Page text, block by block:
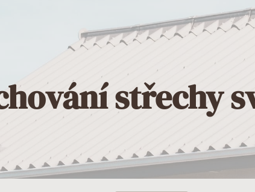
střechy